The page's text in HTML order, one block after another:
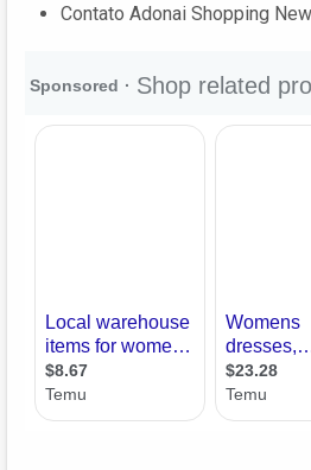
Contato Adonai Shopping